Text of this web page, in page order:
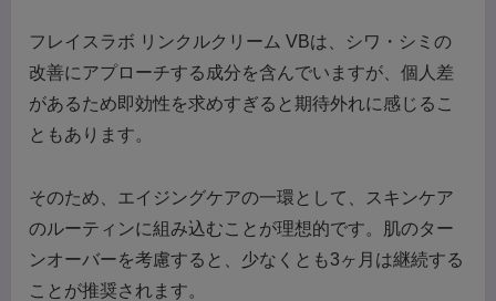
フレイスラボ リンクルクリーム VBは、シワ・シミの
改善にアプローチする成分を含んでいますが、個人差
があるため即効性を求めすぎると期待外れに感じるこ
ともあります。
そのため、エイジングケアの一環として、スキンケア
のルーティンに組み込むことが理想的です。肌のター
ンオーバーを考慮すると、少なくとも3ヶ月は継続する
ことが推奨されます。